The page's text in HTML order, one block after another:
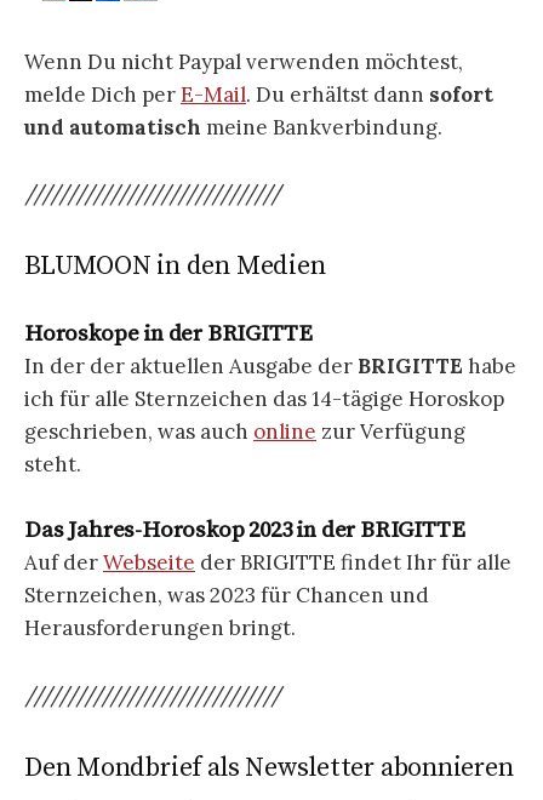
Wenn Du nicht Paypal verwenden möchtest,
melde Dich perE-Mail. Du erhältst dann sofort
und automatisch meine Bankverbindung.
//////////////////////////////
BLUMOON in den Medien
Horoskope in der BRIGITTE
In der der aktuellen Ausgabe der BRIGITTE habe
ich für alle Sternzeichen das 14-tägige Horoskop
geschrieben, was auch online zur Verfügung
steht.
Das Jahres-Horoskop 2023 in der BRIGITTE
Auf derWebseite der BRIGITTE findet Ihr für alle
Sternzeichen, was 2023 für Chancen und
Herausforderungen bringt.
//////////////////////////////
Den Mondbrief als Newsletter abonnieren